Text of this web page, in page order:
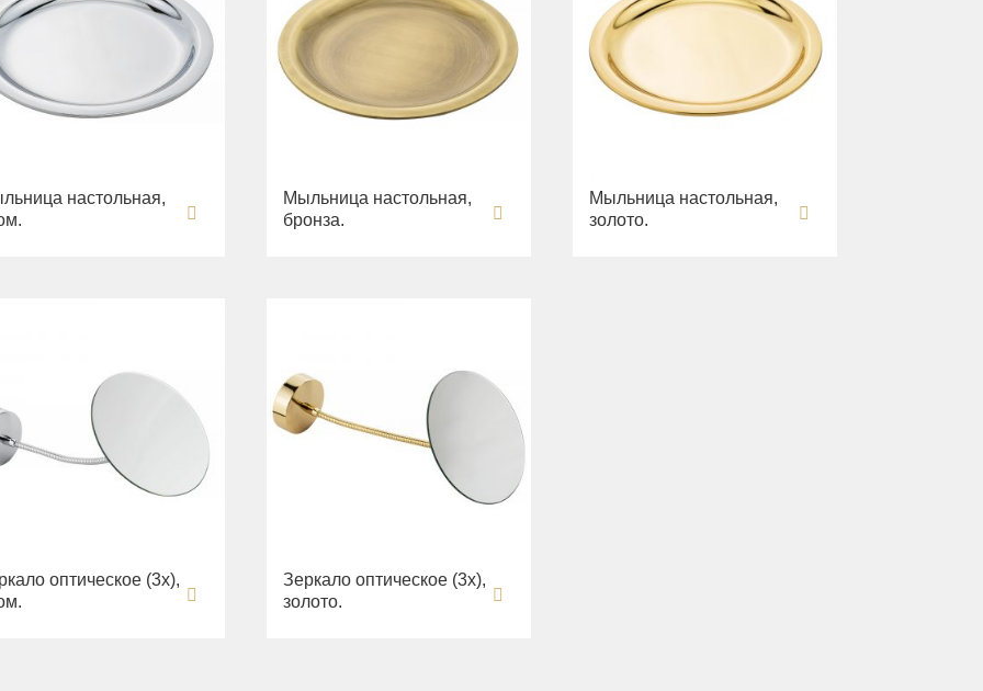
настольная,
Мыльница настольная,
бронза.
Мыльница настольная,
золото.
оптическое (3х),
Зеркало оптическое (3х),
золото.